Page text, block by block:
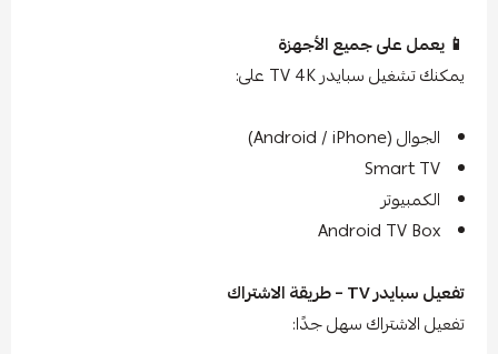
📱 يعمل على جميع الأجهزة
يمكنك تشغيل سبايدر TV 4K على:
الجوال (Android / iPhone)
Smart TV
الكمبيوتر
Android TV Box
تفعيل سبايدر TV – طريقة الاشتراك
تفعيل الاشتراك سهل جدًا: